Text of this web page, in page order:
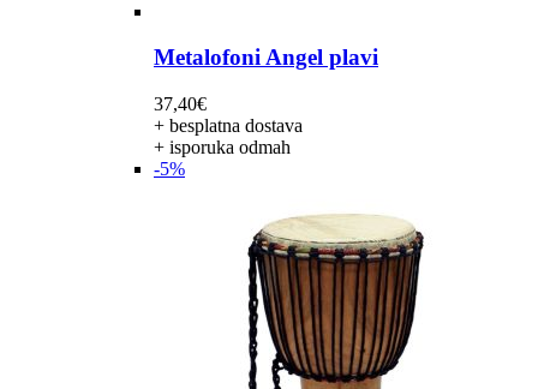
Metalofoni Angel plavi
37,40€
+ besplatna dostava
+ isporuka odmah
-5%